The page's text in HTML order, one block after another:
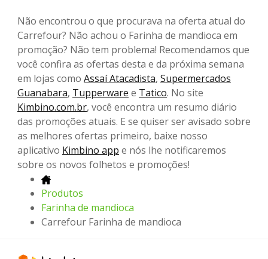
Não encontrou o que procurava na oferta atual do
Carrefour? Não achou o Farinha de mandioca em
promoção? Não tem problema! Recomendamos que
você confira as ofertas desta e da próxima semana
em lojas como Assaí Atacadista, Supermercados
Guanabara, Tupperware e Tatico. No site
Kimbino.com.br, você encontra um resumo diário
das promoções atuais. E se quiser ser avisado sobre
as melhores ofertas primeiro, baixe nosso
aplicativo Kimbino app e nós lhe notificaremos
sobre os novos folhetos e promoções!
Produtos
Farinha de mandioca
Carrefour Farinha de mandioca